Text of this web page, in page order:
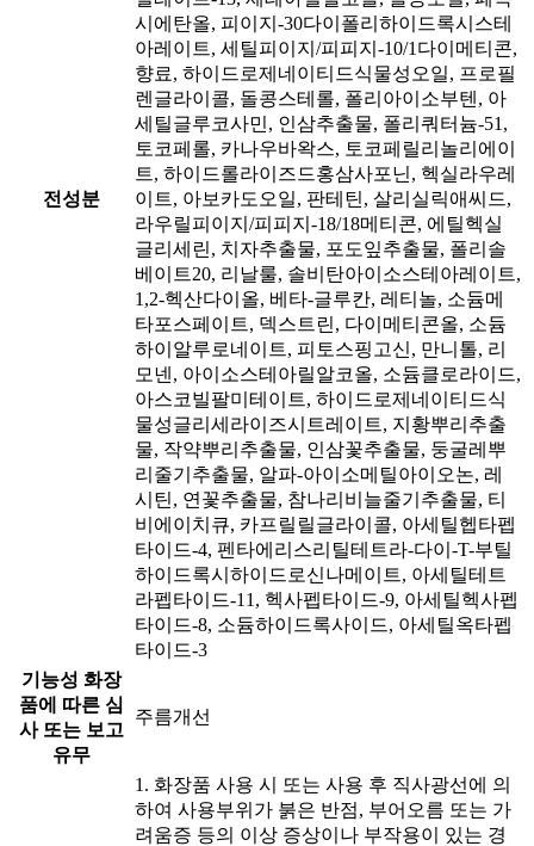
전성분
시에탄올, 피이지-30다이폴리하이드록시스테
아레이트, 세틸피이지/피피지-10/1다이메티콘,
향료, 하이드로제네이티드식물성오일, 프로필
렌글라이콜, 돌콩스테롤, 폴리아이소부텐, 아
세틸글루코사민, 인삼추출물, 폴리쿼터늄-51,
토코페롤, 카나우바왁스, 토코페릴리놀리에이
트, 하이드롤라이즈드홍삼사포닌, 헥실라우레
이트, 아보카도오일, 판테틴, 살리실릭애씨드,
라우릴피이지/피피지-18/18메티콘, 에틸헥실
글리세린, 치자추출물, 포도잎추출물, 폴리솔
베이트20, 리날룰, 솔비탄아이소스테아레이트,
1,2-헥산다이올, 베타-글루칸, 레티놀, 소듐메
타포스페이트, 덱스트린, 다이메티콘올, 소듐
하이알루로네이트, 피토스핑고신, 만니톨, 리
모넨, 아이소스테아릴알코올, 소듐클로라이드,
아스코빌팔미테이트, 하이드로제네이티드식
물성글리세라이즈시트레이트, 지황뿌리추출
물, 작약뿌리추출물, 인삼꽃추출물, 둥굴레뿌
리줄기추출물, 알파-아이소메틸아이오논, 레
시틴, 연꽃추출물, 참나리비늘줄기추출물, 티
비에이치큐, 카프릴릴글라이콜, 아세틸헵타펩
타이드-4, 펜타에리스리틸테트라-다이-T-부틸
하이드록시하이드로신나메이트, 아세틸테트
라펩타이드-11, 헥사펩타이드-9, 아세틸헥사펩
타이드-8, 소듐하이드록사이드, 아세틸옥타펩
타이드-3
기능성 화장
품에 따른 심
사 또는 보고
유무
주름개선
1. 화장품 사용 시 또는 사용 후 직사광선에 의
하여 사용부위가 붉은 반점, 부어오름 또는 가
려움증 등의 이상 증상이나 부작용이 있는 경